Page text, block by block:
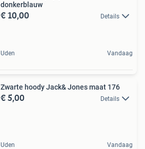
donkerblauw
€ 10,00 Details
Uden Vandaag
Zwarte hoody Jack& Jones maat 176
€ 5,00 Details
Uden Vandaag